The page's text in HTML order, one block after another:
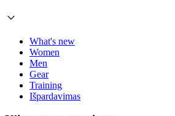
What's new
Women
Men
Gear
Training
Išpardavimas